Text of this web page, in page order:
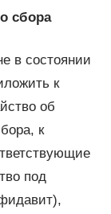
сбора
в состоянии
к
об
к
под